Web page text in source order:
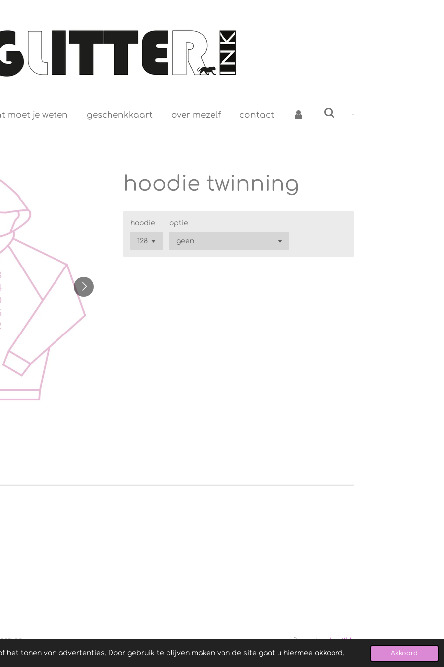
het tonen van advertenties. Door gebruik te blijven maken van de site gaat u hiermee akkoord. Akkoord
moet je weten geschenkkaart over mezelf contact
hoodie twinning
hoodie optie
Powered byJouwWeb